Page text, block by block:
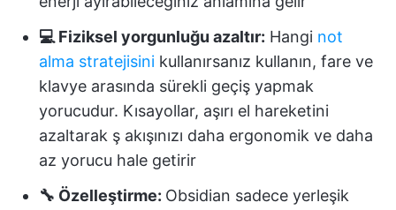
💻 Fiziksel yorgunluğu azaltır: Hangi not
alma stratejisini kullanırsanız kullanın, fare ve
klavye arasında sürekli geçiş yapmak
yorucudur. Kısayollar, aşırı el hareketini
azaltarak ş akışınızı daha ergonomik ve daha
az yorucu hale getirir
🔧 Özelleştirme: Obsidian sadece yerleşik